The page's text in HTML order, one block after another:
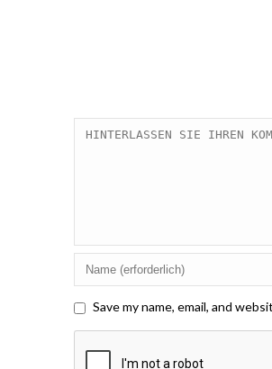
Save my name, email, and